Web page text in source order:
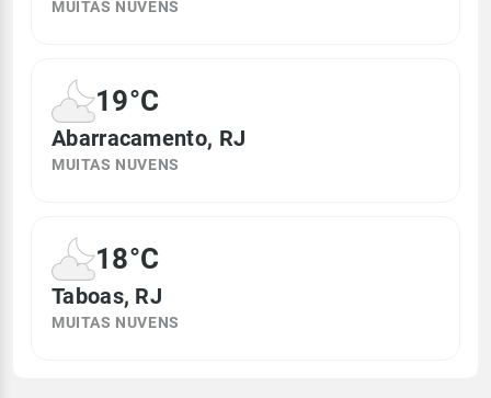
MUITAS NUVENS
19°C
Abarracamento, RJ
MUITAS NUVENS
18°C
Taboas, RJ
MUITAS NUVENS